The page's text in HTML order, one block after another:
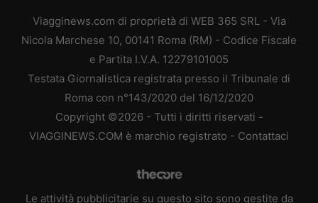
Viagginews.com di proprietà di WEB 365 SRL - Via
Nicola Marchese 10, 00141 Roma (RM) - Codice Fiscale
e Partita I.V.A. 12279101005
Testata Giornalistica registrata presso il Tribunale di
Roma con n°143/2020 del 16/12/2020
Copyright ©2026 - Tutti i diritti riservati -
VIAGGINEWS.COM è marchio registrato - Contattaci
Le attività pubblicitarie su questo sito sono gestite da